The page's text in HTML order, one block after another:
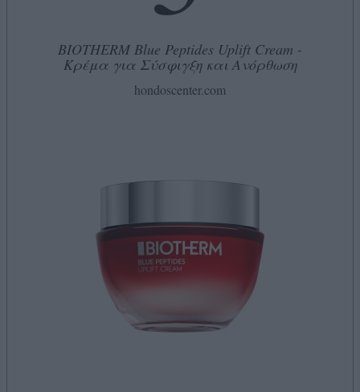
BIOTHERM Blue Peptides Uplift Cream -
Κρέμα για Σύσφιγξη και Ανόρθωση
hondoscenter.com